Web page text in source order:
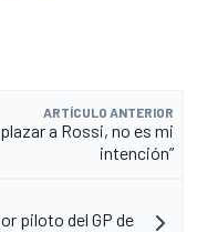
ARTÍCULO ANTERIOR
a Rossi, no es mi
intención”
piloto del GP de